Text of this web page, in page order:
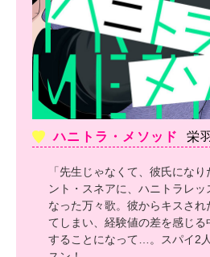
ハニトラ・メソッド 栄
「先生じゃなくて、彼氏にな
ント・スネアに、ハニトラレ
なった万々歌。彼からキスされ
てしまい、経験値の差を感じ
することになって…。スパイ2